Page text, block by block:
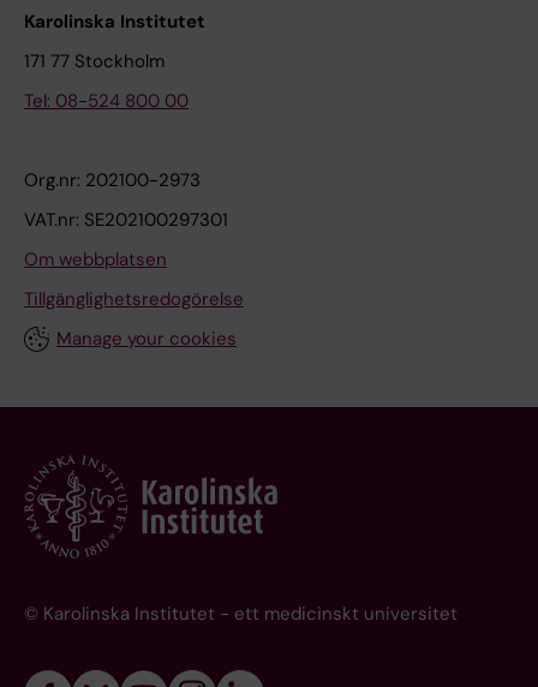
Karolinska Institutet
171 77 Stockholm
Tel: 08-524 800 00
Org.nr: 202100-2973
VAT.nr: SE202100297301
Om webbplatsen
Tillgänglighetsredogörelse
Manage your cookies
© Karolinska Institutet - ett medicinskt universitet